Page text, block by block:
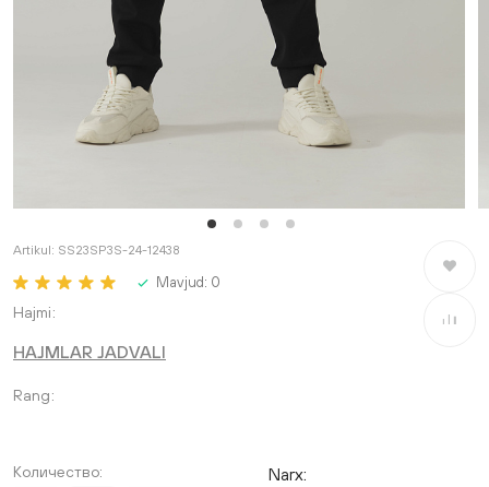
Artikul: SS23SP3S-24-12438
Mavjud: 0
Hajmi
HAJMLAR JADVALI
Rang
Количество: Narx: